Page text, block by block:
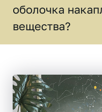
оболочка
вещества?